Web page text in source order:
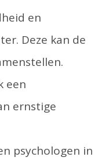
en
Deze kan de
een
ernstige
psychologen in